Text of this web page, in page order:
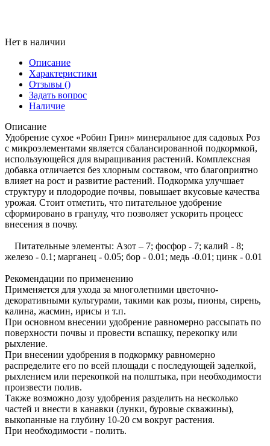
Нет в наличии
Описание
Характеристики
Отзывы ()
Задать вопрос
Наличие
Описание
Удобрение сухое «Робин Грин» минеральное для садовых Роз
с микроэлементами является сбалансированной подкормкой,
использующейся для выращивания растений. Комплексная
добавка отличается без хлорным составом, что благоприятно
влияет на рост и развитие растений. Подкормка улучшает
структуру и плодородие почвы, повышает вкусовые качества
урожая. Стоит отметить, что питательное удобрение
сформировано в гранулу, что позволяет ускорить процесс
внесения в почву.
Питательные элементы: Азот – 7; фосфор - 7; калий - 8;
железо - 0.1; марганец - 0.05; бор - 0.01; медь -0.01; цинк - 0.01
Рекомендации по применению
Применяется для ухода за многолетними цветочно-
декоративными культурами, такими как розы, пионы, сирень,
калина, жасмин, ирисы и т.п.
При основном внесении удобрение равномерно рассыпать по
поверхности почвы и провести вспашку, перекопку или
рыхление.
При внесении удобрения в подкормку равномерно
распределите его по всей площади с последующей заделкой,
рыхлением или перекопкой на полштыка, при необходимости
произвести полив.
Также возможно дозу удобрения разделить на несколько
частей и внести в канавки (лунки, буровые скважины),
выкопанные на глубину 10-20 см вокруг растения.
При необходимости - полить.